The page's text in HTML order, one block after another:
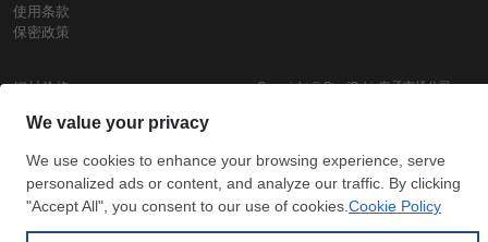
使用条款
保密政策
钢材价格
每日废钢价格
Copyright © SteelOrbis电子市场公司
订
阅
信用卡支
付
支付宝支
付